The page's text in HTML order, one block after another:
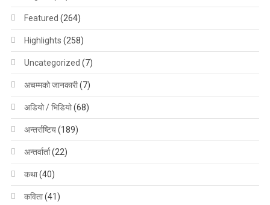
Featured (264)
Highlights (258)
Uncategorized (7)
अचम्मको जानकारी(7)
अडियो / भिडियो(68)
अन्तर्राष्टिय(189)
अन्तर्वार्ता(22)
कथा(40)
कविता(41)